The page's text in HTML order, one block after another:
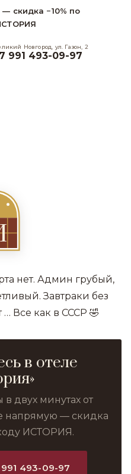
скидка −10% по
Новгород, ул. Газон, 2
991 493-09-97
нет. Админ грубый,
Завтраки без
… Все как в СССР 🤣
в отеле
в двух минутах от
напрямую — скидка
ИСТОРИЯ.
493-09-97